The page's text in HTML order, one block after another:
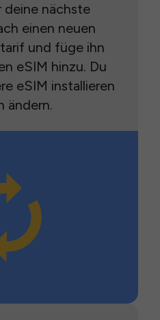
deine nächste
einen neuen
und füge ihn
eSIM hinzu. Du
eSIM installieren
ändern.